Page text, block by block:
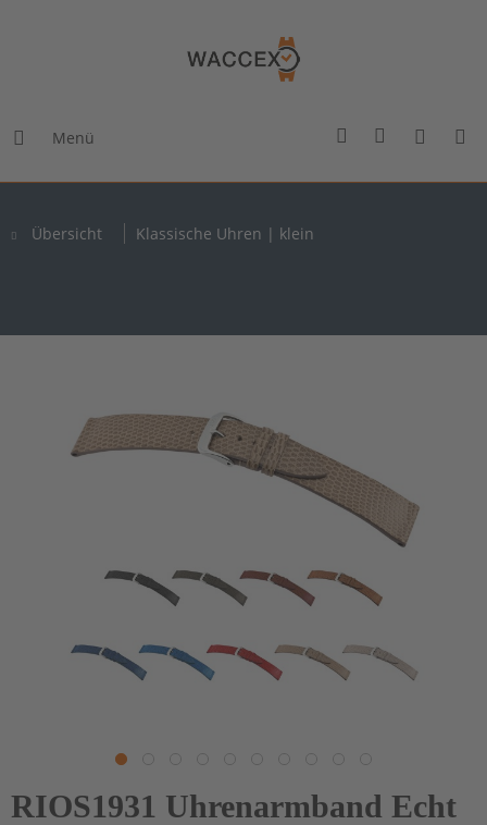
Menü
Übersicht Klassische Uhren | klein
RIOS1931 Uhrenarmband Echt